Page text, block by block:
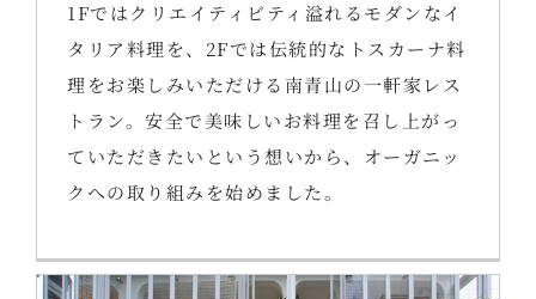
1Fではクリエイティビティ溢れるモダンなイ
タリア料理を、2Fでは伝統的なトスカーナ料
理をお楽しみいただける南青山の一軒家レス
トラン。安全で美味しいお料理を召し上がっ
ていただきたいという想いから、オーガニッ
クへの取り組みを始めました。